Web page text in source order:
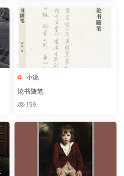
小说
论书随笔
159